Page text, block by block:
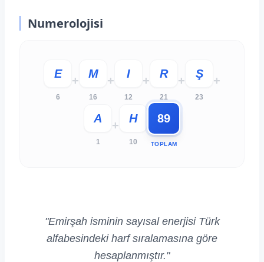
Numerolojisi
E
6
+
M
16
+
I
12
+
R
21
+
Ş
23
+
A
1
+
H
10
89
TOPLAM
"Emirşah isminin sayısal enerjisi Türk
alfabesindeki harf sıralamasına göre